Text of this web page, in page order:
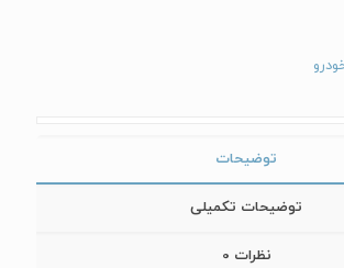
توضیحات
توضیحات تکمیلی
نظرات 0